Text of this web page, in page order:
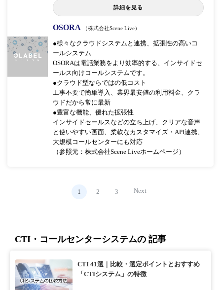
詳細を見る
OSORA （株式会社Scene Live）
●様々なクラウドシステムと連携、拡張性の高いコ
ールシステム
OSORAは電話業務をより効率的する、インサイドセ
ールス向けコールシステムです。
●クラウド型ならではの低コスト
工事不要で簡単導入、業界最安値の利用料金、クラ
ウドだから常に最新
●豊富な機能、優れた拡張性
インサイドセールスなどの立ち上げ、クリアな音声
と使いやすい画面、柔軟なカスタマイズ・API連携、
大規模コールセンターにも対応
（参照元：株式会社Scene Liveホームページ）
1 2 3 Next
CTI・コールセンターシステムの 記事
CTI 41選｜比較・選定ポイントとおすすめ
「CTIシステム」の特徴